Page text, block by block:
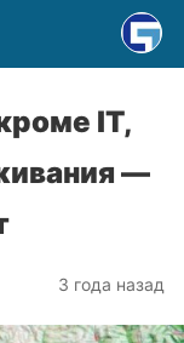
ІТ,
—
3 года назад